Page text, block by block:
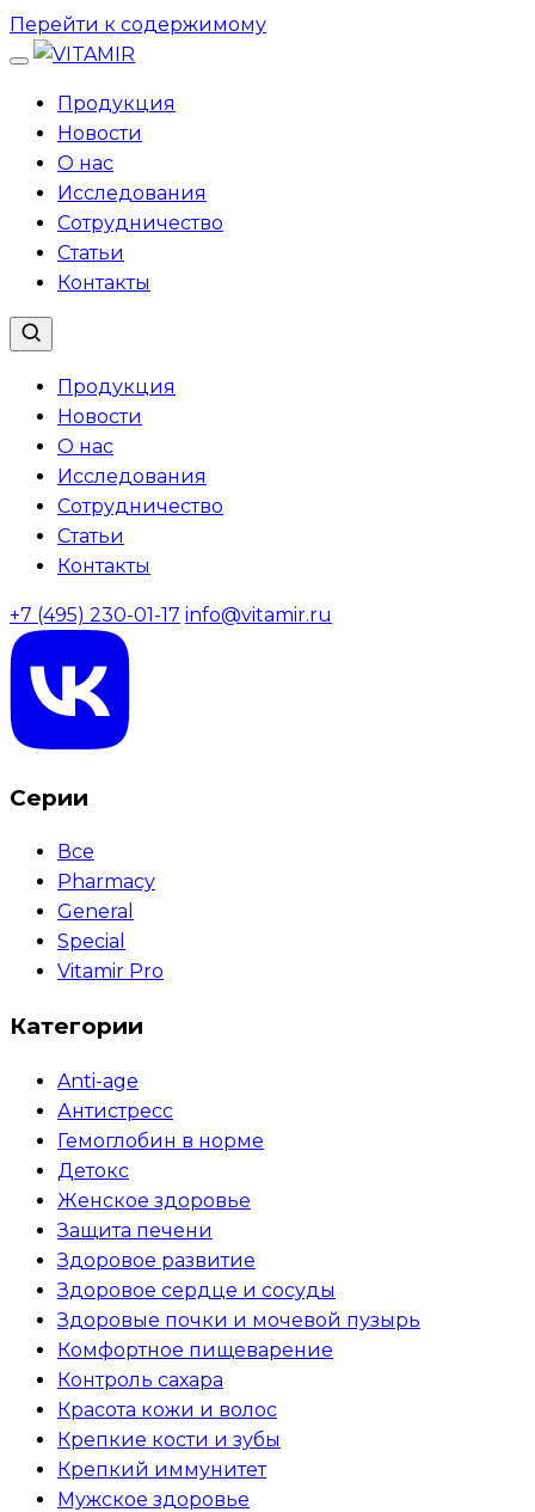
Перейти к содержимому
Продукция
Новости
О нас
Исследования
Сотрудничество
Статьи
Контакты
Продукция
Новости
О нас
Исследования
Сотрудничество
Статьи
Контакты
+7 (495) 230-01-17 info@vitamir.ru
Серии
Все
Pharmacy
General
Special
Vitamir Pro
Категории
Anti-age
Антистресс
Гемоглобин в норме
Детокс
Женское здоровье
Защита печени
Здоровое развитие
Здоровое сердце и сосуды
Здоровые почки и мочевой пузырь
Комфортное пищеварение
Контроль сахара
Красота кожи и волос
Крепкие кости и зубы
Крепкий иммунитет
Мужское здоровье